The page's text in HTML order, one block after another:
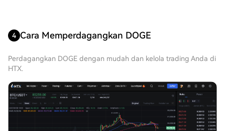
4 Cara Memperdagangkan DOGE
Perdagangkan DOGE dengan mudah dan kelola trading Anda di
HTX.